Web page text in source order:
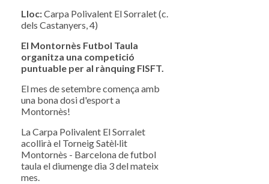
Lloc:Carpa Polivalent El Sorralet (c.
dels Castanyers, 4)
El Montornès Futbol Taula
organitza una competició
puntuable per al rànquing FISFT.
El mes de setembre comença amb
una bona dosi d'esport a
Montornès!
La Carpa Polivalent El Sorralet
acollirà el Torneig Satèl·lit
Montornès - Barcelona de futbol
taula el diumenge dia 3 del mateix
mes.